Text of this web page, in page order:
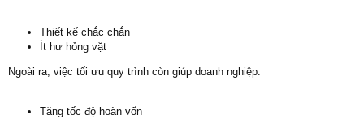
Thiết kế chắc chắn
Ít hư hỏng vặt
Ngoài ra, việc tối ưu quy trình còn giúp doanh nghiệp:
Tăng tốc độ hoàn vốn